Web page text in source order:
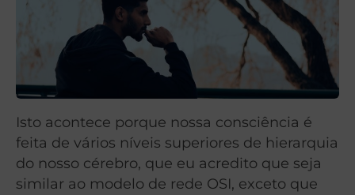
Isto acontece porque nossa consciência é
feita de vários níveis superiores de hierarquia
do nosso cérebro, que eu acredito que seja
similar ao modelo de rede OSI, exceto que